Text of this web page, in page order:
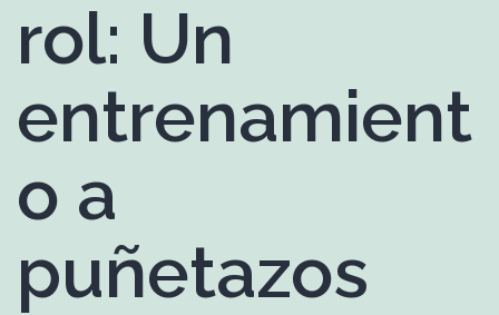
rol: Un
entrenamient
o a
puñetazos